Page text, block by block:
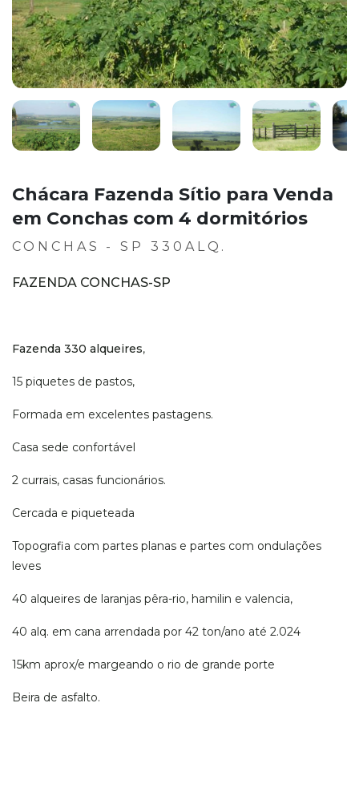
Chácara Fazenda Sítio para Venda
em Conchas com 4 dormitórios
CONCHAS - SP 330ALQ.
FAZENDA CONCHAS-SP
Fazenda 330 alqueires,
15 piquetes de pastos,
Formada em excelentes pastagens.
Casa sede confortável
2 currais, casas funcionários.
Cercada e piqueteada
Topografia com partes planas e partes com ondulações
leves
40 alqueires de laranjas pêra-rio, hamilin e valencia,
40 alq. em cana arrendada por 42 ton/ano até 2.024
15km aprox/e margeando o rio de grande porte
Beira de asfalto.